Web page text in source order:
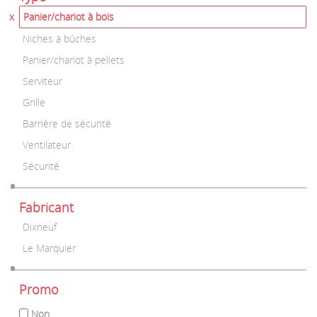
Panier/chariot à bois
Niches à bûches
Panier/chariot à pellets
Serviteur
Grille
Barrière de sécurité
Ventilateur
Sécurité
Fabricant
Dixneuf
Le Marquier
Promo
Non